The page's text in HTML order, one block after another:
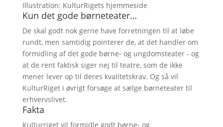
Illustration: KulturRigets hjemmeside
Kun det gode børneteater…
De skal godt nok gerne have forretningen til at løbe
rundt, men samtidig pointerer de, at det handler om
formidling af det gode børne- og ungdomsteater - og
at de rent faktisk siger nej til teatre, som de ikke
mener lever op til deres kvalitetskrav. Og så vil
KulturRiget i øvrigt forsøge at sælge børneteater til
erhvervslivet.
Fakta
Kulturriget vil formidle godt børne- og